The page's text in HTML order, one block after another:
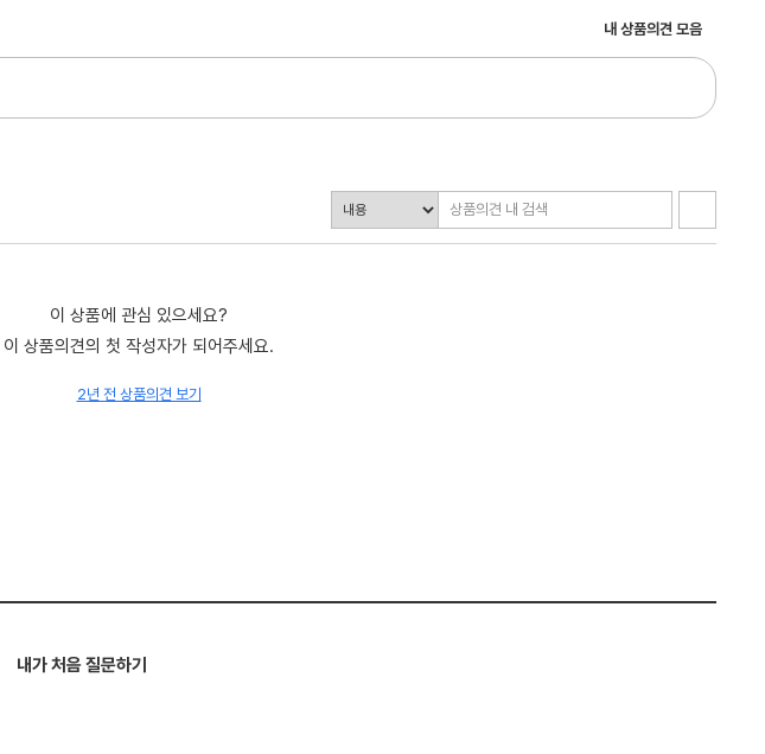
내 상품의견 모음
이 상품에 관심 있으세요?
이 상품의견의 첫 작성자가 되어주세요.
2년 전 상품의견 보기
내가 처음 질문하기